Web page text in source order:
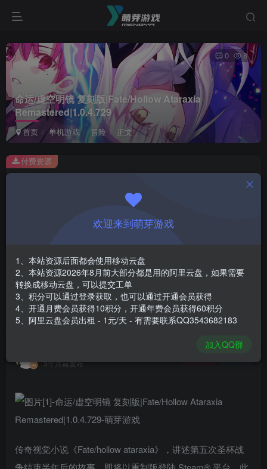
命运/虚空明镜 复刻版|Fate/Hollow Ataraxia
Remastered|1.0.4.729
首页 单机游戏 冒险 正文
0 8
此内容为付费资源，请付费后查看
￥1
免费
登录购买
安装包大小
游戏本体大小
7.69 GB
付费资源
3个月前发布
传奇视觉小说《Fate/hollow ataraxia》，讲述第五次圣杯战
欢迎来到萌芽游戏
1、本站资源后面都会使用移动云盘
2、本站资源2026年8月前大部分都是用的阿里云盘，如果需要
转换成移动云盘，可以提交工单
3、积分可以通过登录获取，也可以通过开通会员获得
4、开通月费会员获得10积分，开通年费会员获得60积分
5、阿里云盘会员出租 - 1元/天 - 有需要联系QQ3543682183
加入QQ群